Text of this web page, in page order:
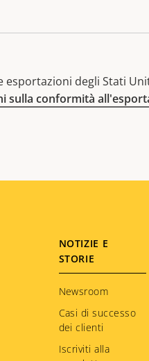
degli Stati
sulla conformità
NOTIZIE E
STORIE
Newsroom
Casi di successo
dei clienti
Iscriviti alla